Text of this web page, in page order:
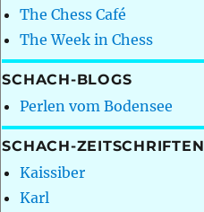
The Chess Café
The Week in Chess
SCHACH-BLOGS
Perlen vom Bodensee
SCHACH-ZEITSCHRIFTEN
Kaissiber
Karl